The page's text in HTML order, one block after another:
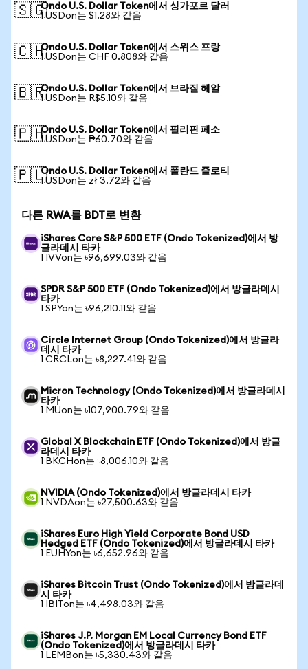
🇸🇬Ondo U.S. Dollar Token에서 싱가포르 달러
1 USDon는 $1.28와 같음
🇨🇭Ondo U.S. Dollar Token에서 스위스 프랑
1 USDon는 CHF 0.808와 같음
🇧🇷Ondo U.S. Dollar Token에서 브라질 헤알
1 USDon는 R$5.10와 같음
🇵🇭Ondo U.S. Dollar Token에서 필리핀 페소
1 USDon는 ₱60.70와 같음
🇵🇱Ondo U.S. Dollar Token에서 폴란드 즐로티
1 USDon는 zł 3.72와 같음
다른 RWA를 BDT로 변환
iShares Core S&P 500 ETF (Ondo Tokenized)에서 방
글라데시 타카
1 IVVon는 ৳96,699.03와 같음
SPDR S&P 500 ETF (Ondo Tokenized)에서 방글라데시
타카
1 SPYon는 ৳96,210.11와 같음
Circle Internet Group (Ondo Tokenized)에서 방글라
데시 타카
1 CRCLon는 ৳8,227.41와 같음
Micron Technology (Ondo Tokenized)에서 방글라데시
타카
1 MUon는 ৳107,900.79와 같음
Global X Blockchain ETF (Ondo Tokenized)에서 방글
라데시 타카
1 BKCHon는 ৳8,006.10와 같음
NVIDIA (Ondo Tokenized)에서 방글라데시 타카
1 NVDAon는 ৳27,500.63와 같음
iShares Euro High Yield Corporate Bond USD
Hedged ETF (Ondo Tokenized)에서 방글라데시 타카
1 EUHYon는 ৳6,652.96와 같음
iShares Bitcoin Trust (Ondo Tokenized)에서 방글라데
시 타카
1 IBITon는 ৳4,498.03와 같음
iShares J.P. Morgan EM Local Currency Bond ETF
(Ondo Tokenized)에서 방글라데시 타카
1 LEMBon는 ৳5,330.43와 같음